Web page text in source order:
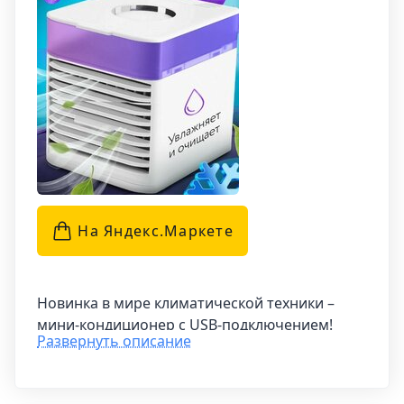
На Яндекс.Маркетe
Новинка в мире климатической техники –
мини-кондиционер с USB-подключением!
Этот портативный устройство обладает
Развернуть описание